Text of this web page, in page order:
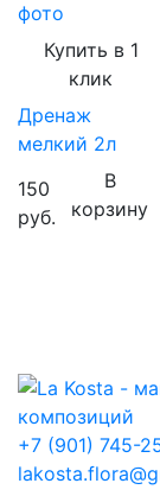
фото
Купить в 1
клик
Дренаж
мелкий 2л
150
руб.
В
корзину
+7 (901) 745-